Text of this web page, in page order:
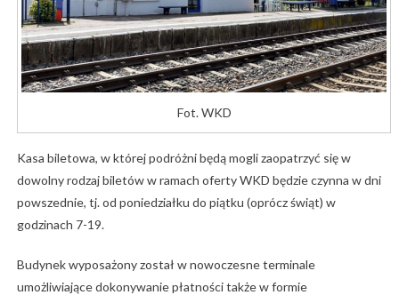
Fot. WKD
Kasa biletowa, w której podróżni będą mogli zaopatrzyć się w
dowolny rodzaj biletów w ramach oferty WKD będzie czynna w dni
powszednie, tj. od poniedziałku do piątku (oprócz świąt) w
godzinach 7-19.
Budynek wyposażony został w nowoczesne terminale
umożliwiające dokonywanie płatności także w formie